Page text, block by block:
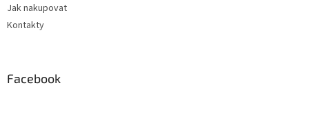
Jak nakupovat
Kontakty
Facebook